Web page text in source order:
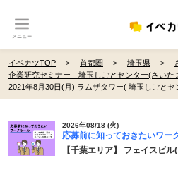
メニュー
イベカツTOP 首都圏 埼玉県
企業研究セミナー 埼玉しごとセンター(さいた
2021年8月30日(月) ラムザタワー( 埼玉しごとセ
2026年08/18 (火)
応募前に知っておきたいワ
【千葉エリア】 フェイスビ